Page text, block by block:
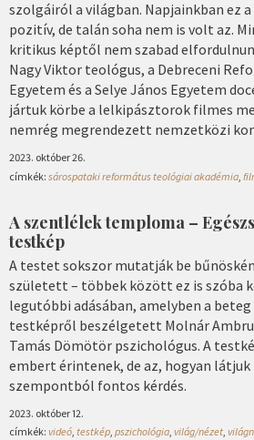
szolgáiról a világban. Napjainkban ez
pozitív, de talán soha nem is volt az.
kritikus képtől nem szabad
Nagy Viktor teológus, a Debreceni
Egyetem és a Selye János Egyetem
jártuk körbe a lelkipásztorok filmes
nemrég megrendezett nemzetközi
2023. október 26.
címkék: sárospataki református teológiai akadémia
A szentlélek temploma –
testkép
A testet sokszor mutatják be
született – többek között ez is szóba
legutóbbi adásában, amelyben a beteg
testképről beszélgetett Molnár
Tamás Dömötör pszichológus. A
embert érintenek, de az, hogyan
szempontból fontos kérdés.
2023. október 12.
címkék: videó, testkép, pszichológia, világ/nézet,